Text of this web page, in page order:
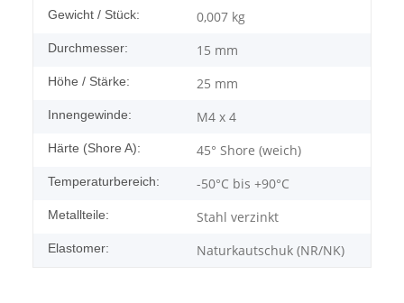
Gewicht / Stück: 0,007 kg
Durchmesser: 15 mm
Höhe / Stärke: 25 mm
Innengewinde: M4 x 4
Härte (Shore A): 45° Shore (weich)
Temperaturbereich: -50°C bis +90°C
Metallteile: Stahl verzinkt
Elastomer: Naturkautschuk (NR/NK)